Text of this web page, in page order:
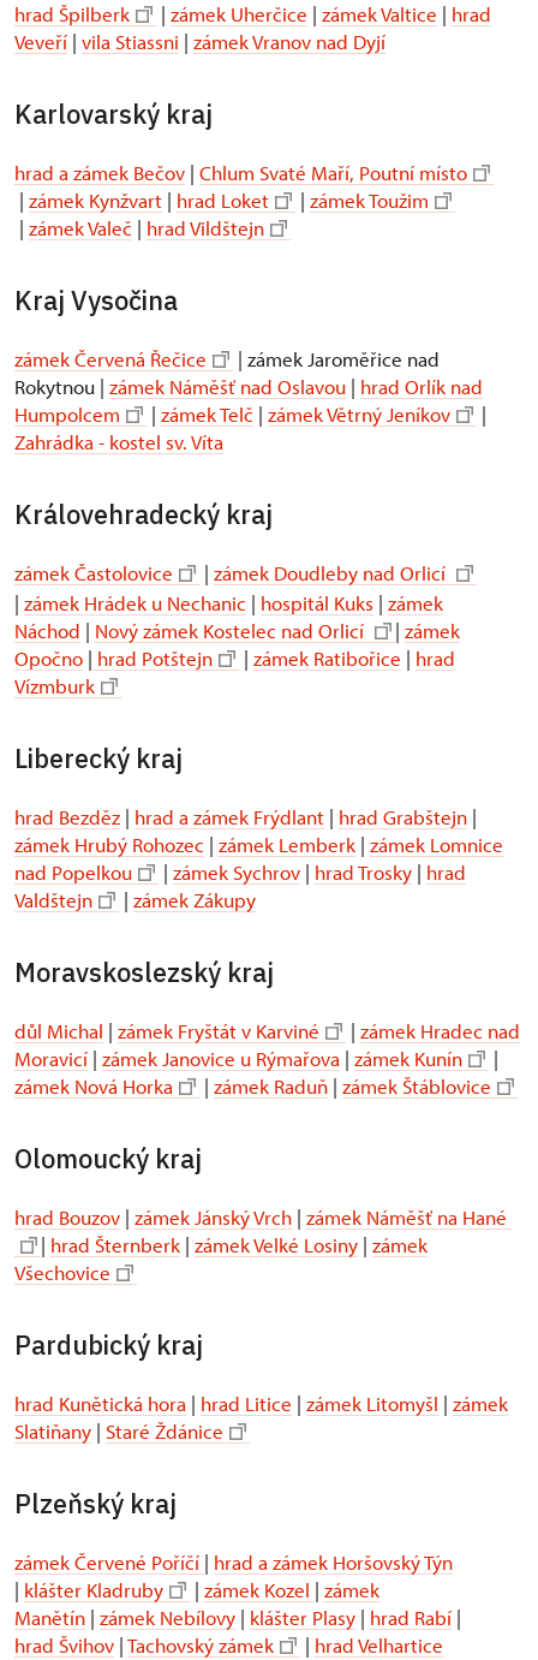
hrad Špilberk | zámek Uherčice | zámek Valtice | hrad
Veveří | vila Stiassni | zámek Vranov nad Dyjí
Karlovarský kraj
hrad a zámek Bečov | Chlum Svaté Maří, Poutní místo
| zámek Kynžvart | hrad Loket | zámek Toužim
| zámek Valeč | hrad Vildštejn
Kraj Vysočina
zámek Červená Řečice
| zámek Jaroměřice nad
Rokytnou | zámek Náměšť nad Oslavou | hrad Orlík nad
Humpolcem
| zámek Telč | zámek Větrný Jeníkov
|
Zahrádka - kostel sv. Víta
Královehradecký kraj
zámek Častolovice | zámek Doudleby nad Orlicí
| zámek Hrádek u Nechanic | hospitál Kuks | zámek
Náchod | Nový zámek Kostelec nad Orlicí | zámek
Opočno | hrad Potštejn | zámek Ratibořice | hrad
Vízmburk
Liberecký kraj
hrad Bezděz | hrad a zámek Frýdlant | hrad Grabštejn |
zámek Hrubý Rohozec | zámek Lemberk | zámek Lomnice
nad Popelkou
| zámek Sychrov | hrad Trosky | hrad
Valdštejn
| zámek Zákupy
Moravskoslezský kraj
důl Michal | zámek Fryštát v Karviné | zámek Hradec nad
Moravicí | zámek Janovice u Rýmařova | zámek Kunín
|
zámek Nová Horka
| zámek Raduň | zámek Štáblovice
Olomoucký kraj
hrad Bouzov | zámek Jánský Vrch | zámek Náměšť na Hané
| hrad Šternberk | zámek Velké Losiny | zámek
Všechovice
Pardubický kraj
hrad Kunětická hora | hrad Litice | zámek Litomyšl | zámek
Slatiňany | Staré Ždánice
Plzeňský kraj
zámek Červené Poříčí | hrad a zámek Horšovský Týn
| klášter Kladruby | zámek Kozel | zámek
Manětín | zámek Nebílovy | klášter Plasy | hrad Rabí |
hrad Švihov |Tachovský zámek | hrad Velhartice